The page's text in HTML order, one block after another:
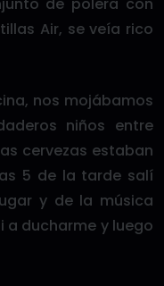
Air, se veía rico
nos mojábamos
niños entre
cervezas estaban
5 de la tarde salí
y de la música
a ducharme y luego